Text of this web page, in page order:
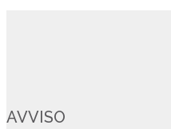
AVVISO